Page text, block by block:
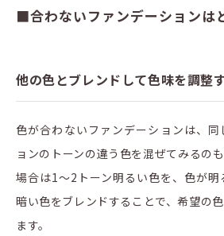
■合わないファンデーションは
他の色とブレンドして色味を調整
色が合わないファンデーションは、
ョンのトーンの違う色を混ぜてみるの
場合は1～2トーン明るい色を、色が明
暗い色をブレンドすることで、希望の
ます。